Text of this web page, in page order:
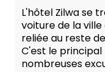
L'hôtel Zilwa se
voiture de la ville
reliée au reste
C'est le
nombreuses